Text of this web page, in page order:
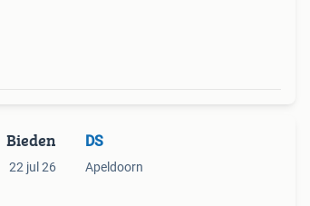
Bieden
22 jul 26
DS
Apeldoorn